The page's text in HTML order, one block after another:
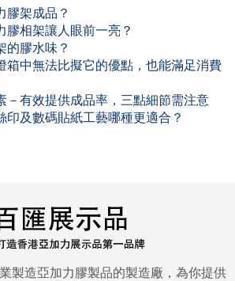
膠架成品？
膠相架讓人眼前一亮？
的膠水味？
箱中無法比擬它的優點，也能滿足消費
－有效提供成品率，三點細節需注意
印及數碼貼紙工藝哪種更適合？
製造亞加力膠製品的製造廠，為你提供